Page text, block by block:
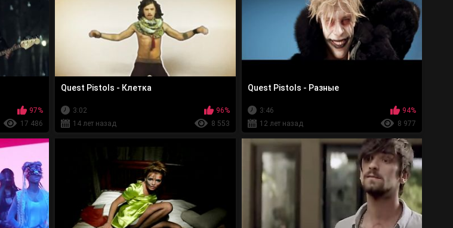
97%
17 486
Quest Pistols - Клетка
3:02
96%
14 лет назад
8 553
Quest Pistols - Разные
3:46
94%
12 лет назад
8 977